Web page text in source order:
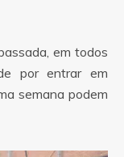
em todos
por entrar em
semana podem